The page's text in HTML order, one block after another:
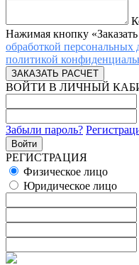
Нажимая кнопку
обработкой персональных
политикой
ВОЙТИ В ЛИЧНЫЙ
Забыли пароль?
РЕГИСТРАЦИЯ
Физическое лицо
Юридическое лицо